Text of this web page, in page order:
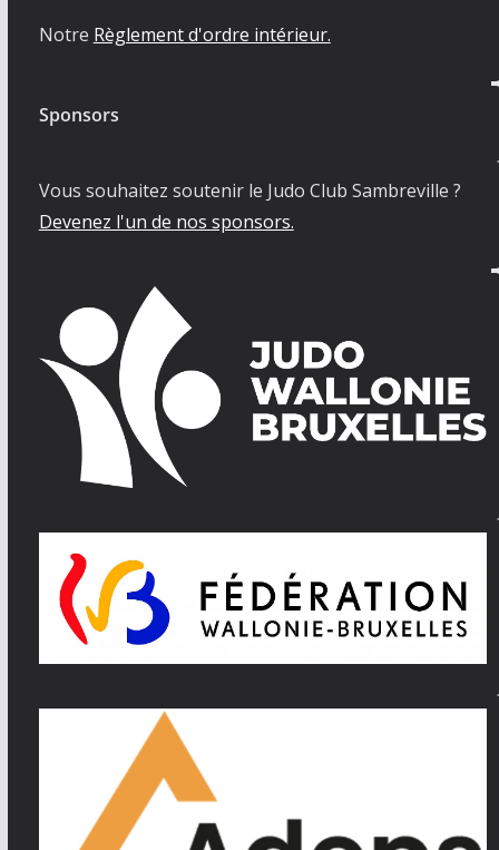
Notre Règlement d'ordre intérieur.
Sponsors
Vous souhaitez soutenir le Judo Club Sambreville ?
Devenez l'un de nos sponsors.